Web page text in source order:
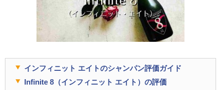
インフィニット エイトのシャンパン評価ガイド
Infinite 8（インフィニット エイト）の評価